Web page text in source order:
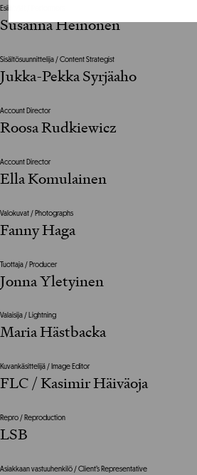
Esiintyjät / Performers
Susanna Heinonen
Sisältösuunnittelija / Content Strategist
Jukka-Pekka Syrjäaho
Account Director
Roosa Rudkiewicz
Account Director
Ella Komulainen
Valokuvat / Photographs
Fanny Haga
Tuottaja / Producer
Jonna Yletyinen
Valaisija / Lightning
Maria Hästbacka
Kuvankäsittelijä / Image Editor
FLC / Kasimir Häiväoja
Repro / Reproduction
LSB
Asiakkaan vastuuhenkilö / Client’s Representative